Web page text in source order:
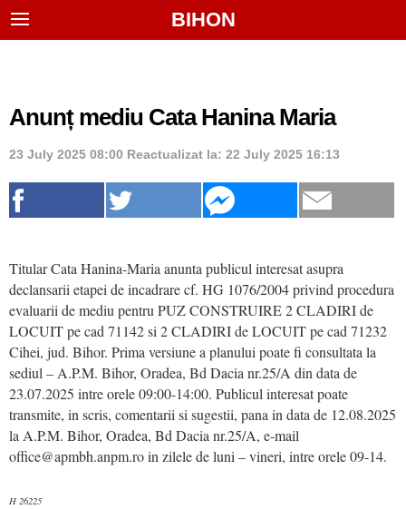
BIHON
Anunț mediu Cata Hanina Maria
23 July 2025 08:00 Reactualizat la: 22 July 2025 16:13
Titular Cata Hanina-Maria anunta publicul interesat asupra
declansarii etapei de incadrare cf. HG 1076/2004 privind procedura
evaluarii de mediu pentru PUZ CONSTRUIRE 2 CLADIRI de
LOCUIT pe cad 71142 si 2 CLADIRI de LOCUIT pe cad 71232
Cihei, jud. Bihor. Prima versiune a planului poate fi consultata la
sediul – A.P.M. Bihor, Oradea, Bd Dacia nr.25/A din data de
23.07.2025 intre orele 09:00-14:00. Publicul interesat poate
transmite, in scris, comentarii si sugestii, pana in data de 12.08.2025
la A.P.M. Bihor, Oradea, Bd Dacia nr.25/A, e-mail
office@apmbh.anpm.ro in zilele de luni – vineri, intre orele 09-14.
H 26225